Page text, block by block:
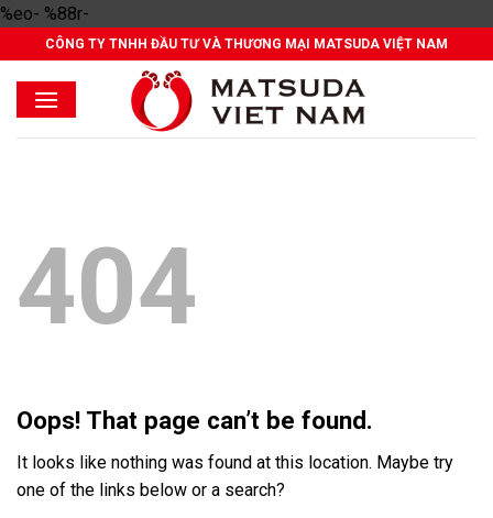
%eo- %88r-
to
content
CÔNG TY TNHH ĐẦU TƯ VÀ THƯƠNG MẠI MATSUDA VIỆT NAM
404
Oops! That page can’t be found.
It looks like nothing was found at this location. Maybe try
one of the links below or a search?